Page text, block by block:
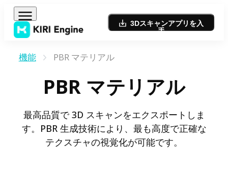
3Dスキャンアプリを入
手
機能 PBR マテリアル
PBR マテリアル
最高品質で 3D スキャンをエクスポートしま
す。PBR 生成技術により、最も高度で正確な
テクスチャの視覚化が可能です。